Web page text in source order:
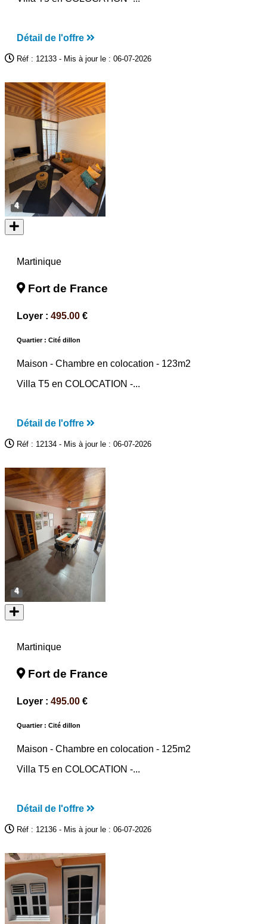
Détail de l'offre
Réf : 12133 - Mis à jour le : 06-07-2026
4
Martinique
Fort de France
Loyer : 495.00 €
Quartier : Cité dillon
Maison - Chambre en colocation - 123m2
Villa T5 en COLOCATION -...
Détail de l'offre
Réf : 12134 - Mis à jour le : 06-07-2026
4
Martinique
Fort de France
Loyer : 495.00 €
Quartier : Cité dillon
Maison - Chambre en colocation - 125m2
Villa T5 en COLOCATION -...
Détail de l'offre
Réf : 12136 - Mis à jour le : 06-07-2026